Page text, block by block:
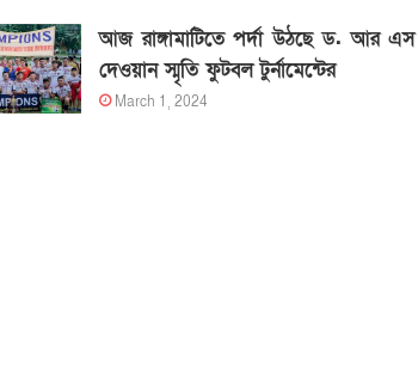
আজ রাঙ্গামাটিতে পর্দা উঠছে ড. আর এস
দেওয়ান স্মৃতি ফুটবল টুর্নামেন্টের
March 1, 2024